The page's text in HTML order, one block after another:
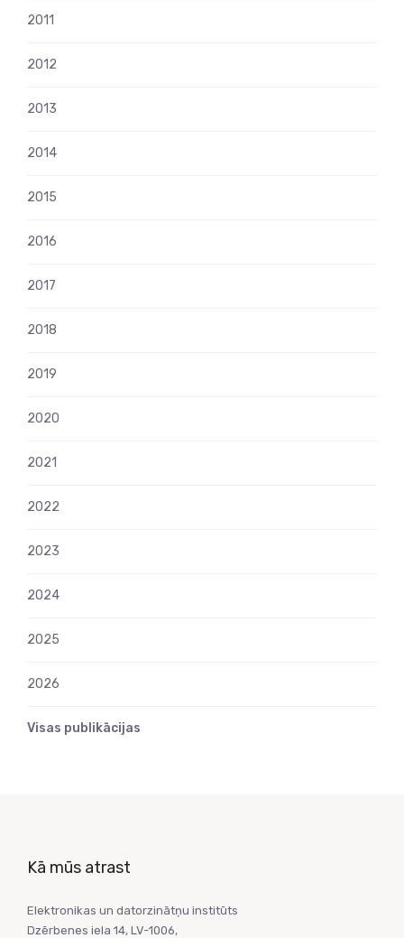
2011
2012
2013
2014
2015
2016
2017
2018
2019
2020
2021
2022
2023
2024
2025
2026
Visas publikācijas
Kā mūs atrast
Elektronikas un datorzinātņu institūts
Dzērbenes iela 14, LV-1006,